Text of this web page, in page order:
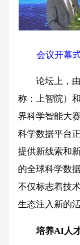
会议开幕
论坛上，由
称：上智院）
界科学智能大
科学数据平台
提供新线索和
的全球科学数
不仅标志着技
生态注入新的
培养AI人